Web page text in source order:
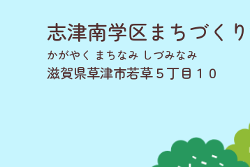
志津南学区まちづく
かがやく まちなみ しづみなみ
滋賀県草津市若草５丁目１０